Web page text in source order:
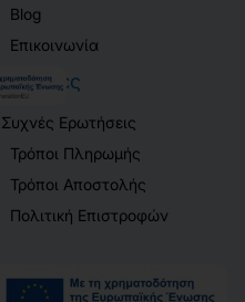
Blog
Επικοινωνία
Πελάτες
Συχνές Ερωτήσεις
Τρόποι Πληρωμής
Τρόποι Αποστολής
Πολιτική Επιστροφών